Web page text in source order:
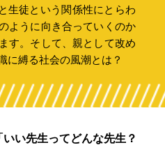
生徒という関係性にとらわ
ように向き合っていくのか
す。そして、親として改め
に縛る社会の風潮とは？
い先生ってどんな先生？